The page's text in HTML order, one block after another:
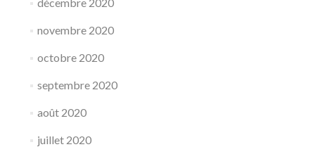
novembre 2020
octobre 2020
septembre 2020
août 2020
juillet 2020